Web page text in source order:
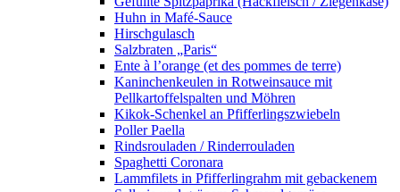
Huhn in Mafé-Sauce
Hirschgulasch
Salzbraten „Paris“
Ente à l’orange (et des pommes de terre)
Kaninchenkeulen in Rotweinsauce mit
Pellkartoffelspalten und Möhren
Kikok-Schenkel an Pfifferlingszwiebeln
Poller Paella
Rindsrouladen / Rinderrouladen
Spaghetti Coronara
Lammfilets in Pfifferlingrahm mit gebackenem